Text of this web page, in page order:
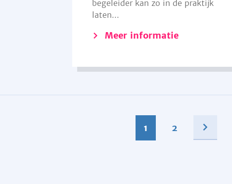
begeleider kan zo in de praktijk
laten...
Meer informatie
1 2